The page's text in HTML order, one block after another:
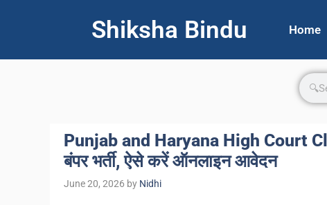
Shiksha Bindu Home
Punjab and Haryana High Court
बंपर भर्ती, ऐसे करें ऑनलाइन आवेदन
June 20, 2026 by Nidhi